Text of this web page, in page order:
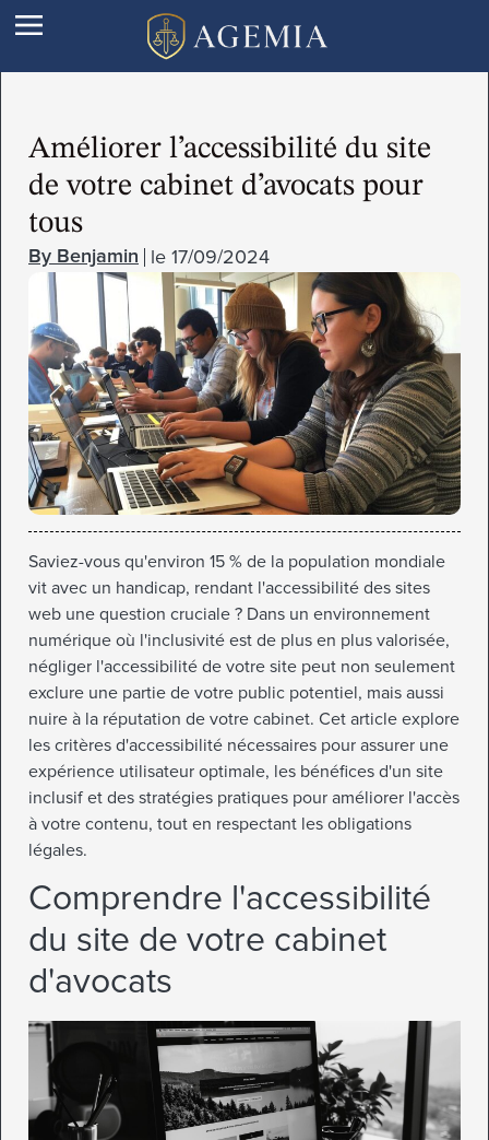
Améliorer l’accessibilité du site
de votre cabinet d’avocats pour
tous
Benjamin le 17/09/2024
Saviez-vous qu'environ 15 % de la population mondiale
vit avec un handicap, rendant l'accessibilité des sites
web une question cruciale ? Dans un environnement
numérique où l'inclusivité est de plus en plus valorisée,
négliger l'accessibilité de votre site peut non seulement
exclure une partie de votre public potentiel, mais aussi
nuire à la réputation de votre cabinet. Cet article explore
les critères d'accessibilité nécessaires pour assurer une
expérience utilisateur optimale, les bénéfices d'un site
inclusif et des stratégies pratiques pour améliorer l'accès
à votre contenu, tout en respectant les obligations
légales.
Comprendre l'accessibilité
du site de votre cabinet
d'avocats